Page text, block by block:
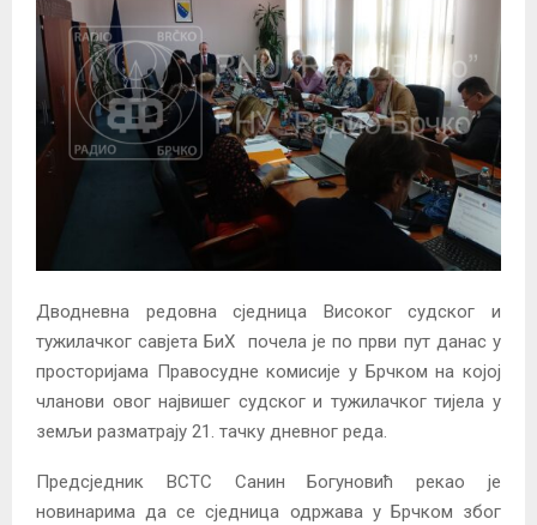
Дводневна редовна сједница Високог судског и
тужилачког савјета БиХ почела је по први пут данас у
просторијама Правосудне комисије у Брчком на којој
чланови овог највишег судског и тужилачког тијела у
земљи разматрају 21. тачку дневног реда.
Предсједник ВСТС Санин Богуновић рекао је
новинарима да се сједница одржава у Брчком због